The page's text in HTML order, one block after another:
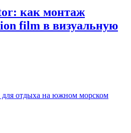
как монтаж
film в визуальную
для отдыха на южном морском